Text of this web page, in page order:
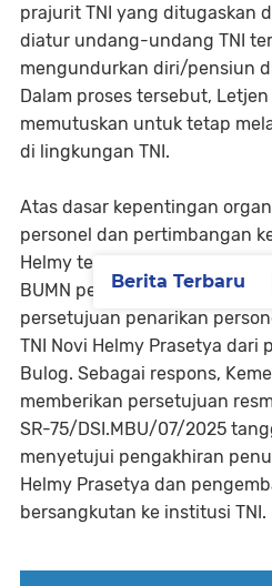
prajurit TNI yang ditugaskan
diatur undang-undang TNI
mengundurkan diri/pensiun
Dalam proses tersebut, Letjen
memutuskan untuk tetap
di lingkungan TNI.
Atas dasar kepentingan
personel dan pertimbangan
Helmy tersebut, Panglima
BUMN per tanggal 5 Juni
persetujuan penarikan
TNI Novi Helmy Prasetya dari
Bulog. Sebagai respons,
memberikan persetujuan
SR-75/DSI.MBU/07/2025
menyetujui pengakhiran
Helmy Prasetya dan
bersangkutan ke institusi TNI.
Berita Terbaru